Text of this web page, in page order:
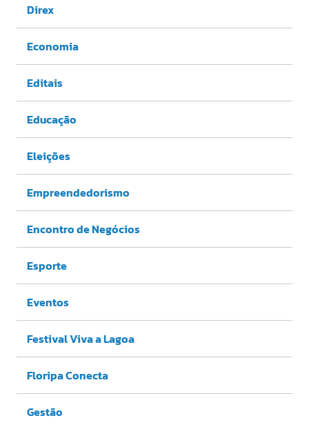
Direx
Economia
Editais
Educação
Eleições
Empreendedorismo
Encontro de Negócios
Esporte
Eventos
Festival Viva a Lagoa
Floripa Conecta
Gestão